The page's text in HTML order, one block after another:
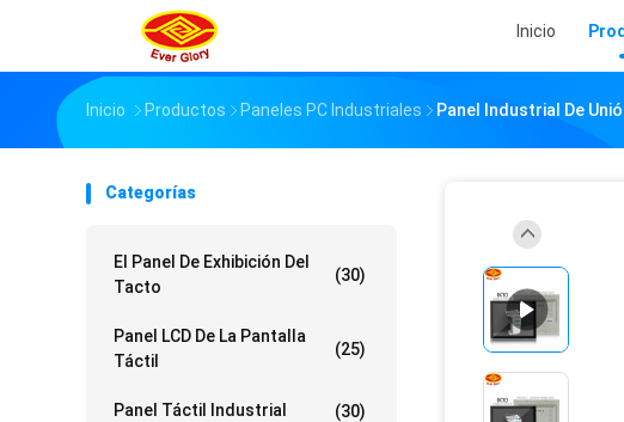
Inicio
Inicio Productos Paneles PC Industriales Panel Industrial De
Categorías
El Panel De Exhibición Del
Tacto
(30)
Panel LCD De La Pantalla
Táctil
(25)
Panel Táctil Industrial (30)